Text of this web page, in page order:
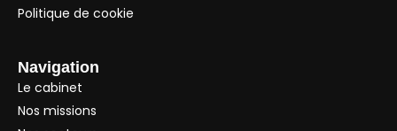
Politique de cookie
Navigation
Le cabinet
Nos missions